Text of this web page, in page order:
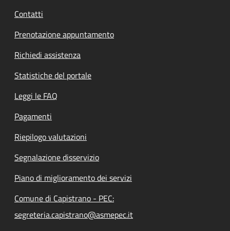
Contatti
Prenotazione appuntamento
Richiedi assistenza
Statistiche del portale
Leggi le FAQ
Pagamenti
Riepilogo valutazioni
Segnalazione disservizio
Piano di miglioramento dei servizi
Comune di Capistrano - PEC:
segreteria.capistrano@asmepec.it